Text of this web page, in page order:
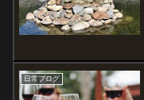
日常ブログ